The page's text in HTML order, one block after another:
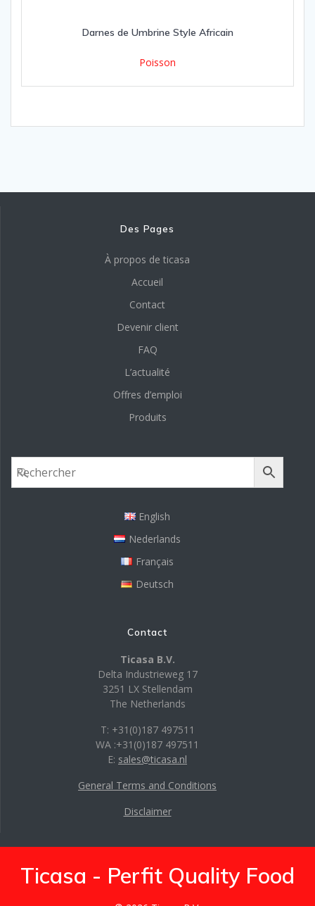
Darnes de Umbrine Style Africain
Poisson
Des Pages
À propos de ticasa
Accueil
Contact
Devenir client
FAQ
L’actualité
Offres d’emploi
Produits
English
Nederlands
Français
Deutsch
Contact
Ticasa B.V.
Delta Industrieweg 17
3251 LX Stellendam
The Netherlands
T: +31(0)187 497511
WA :+31(0)187 497511
E: sales@ticasa.nl
General Terms and Conditions
Disclaimer
Ticasa - Perfit Quality Food